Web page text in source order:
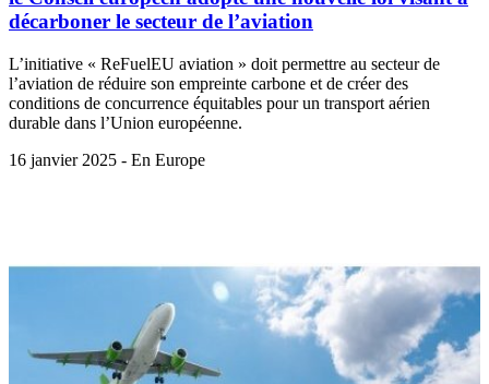
décarboner le secteur de l’aviation
L’initiative « ReFuelEU aviation » doit permettre au secteur de
l’aviation de réduire son empreinte carbone et de créer des
conditions de concurrence équitables pour un transport aérien
durable dans l’Union européenne.
16 janvier 2025 - En Europe